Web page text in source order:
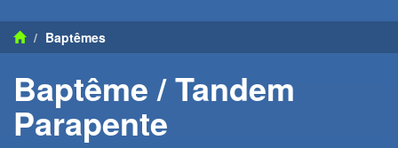
Baptêmes
Baptême / Tandem
Parapente